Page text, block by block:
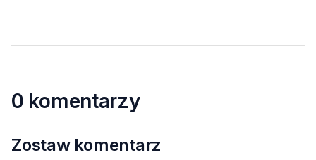
0 komentarzy
Zostaw komentarz